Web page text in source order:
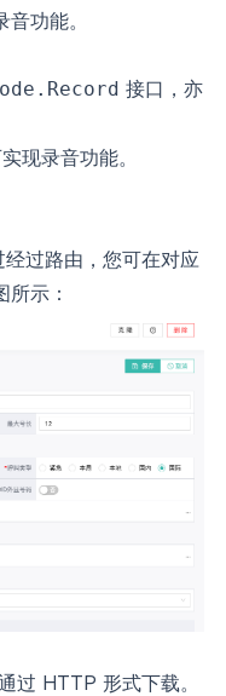
功能。
接口，亦
现录音功能。
过路由，您可在对应
示：
过 HTTP 形式下载。